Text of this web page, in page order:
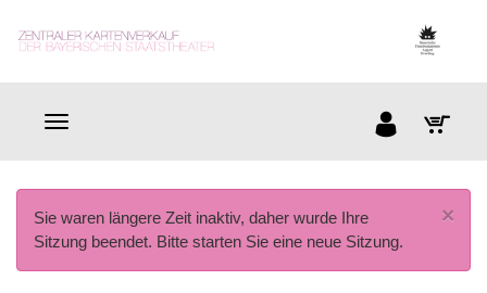
×
Sie waren längere Zeit inaktiv, daher wurde Ihre
Sitzung beendet. Bitte starten Sie eine neue Sitzung.